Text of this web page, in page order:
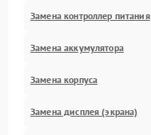
Замена контроллер питания
Замена аккумулятора
Замена корпуса
Замена дисплея (экрана)